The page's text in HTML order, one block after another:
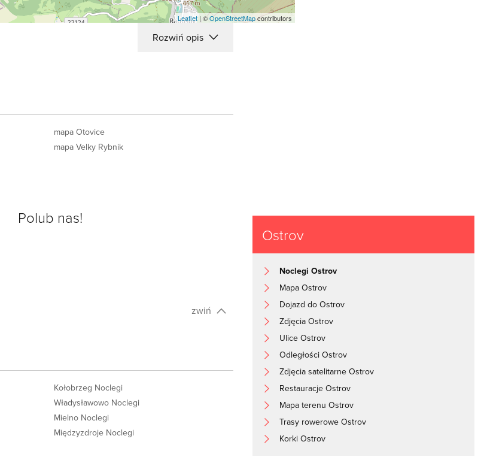
Leaflet | ©OpenStreetMapcontributors
Rozwiń opis
mapa Otovice
mapa Velky Rybnik
Polub nas!
zwiń
Kołobrzeg Noclegi
Władysławowo Noclegi
Mielno Noclegi
Międzyzdroje Noclegi
Ostrov
Noclegi Ostrov
Mapa Ostrov
Dojazd do Ostrov
Zdjęcia Ostrov
Ulice Ostrov
Odległości Ostrov
Zdjęcia satelitarne Ostrov
Restauracje Ostrov
Mapa terenu Ostrov
Trasy rowerowe Ostrov
Korki Ostrov